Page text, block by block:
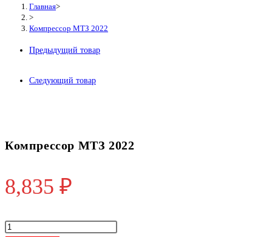
Главная>
>
Компрессор МТЗ 2022
Предыдущий товар
Следующий товар
Компрессор МТЗ 2022
8,835 ₽
Количество